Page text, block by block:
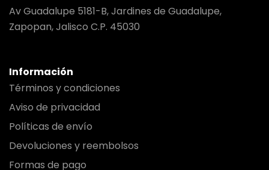
Av Guadalupe 5181-B, Jardines de Guadalupe,
Zapopan, Jalisco C.P. 45030
Información
Términos y condiciones
Aviso de privacidad
Políticas de envío
Devoluciones y reembolsos
Formas de pago